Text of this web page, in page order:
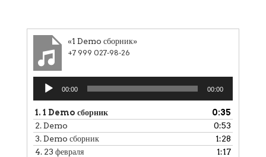
«1 Demo сборник»
+7 999 027-98-26
Аудиоплеер
00:00 00:00
1. 1 Demo сборник
0:35
2.Demo
0:53
3.Demo сборник
1:28
4. 23 февраля
1:17